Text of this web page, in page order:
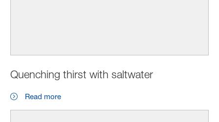
Quenching thirst with saltwater
Read more